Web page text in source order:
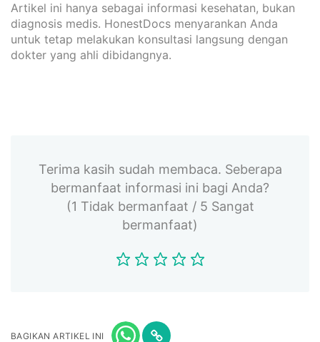
Artikel ini hanya sebagai informasi kesehatan, bukan
diagnosis medis. HonestDocs menyarankan Anda
untuk tetap melakukan konsultasi langsung dengan
dokter yang ahli dibidangnya.
Terima kasih sudah membaca. Seberapa
bermanfaat informasi ini bagi Anda?
(1 Tidak bermanfaat / 5 Sangat
bermanfaat)
BAGIKAN ARTIKEL INI